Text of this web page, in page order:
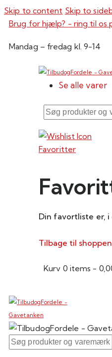
Skip to content Skip to
Brug for hjælp? - ring til os
Mandag – fredag kl. 9-14
Se alle varer
Søg
og
varemærker
Favoritter
Din favortliste er,
Tilbage til shoppen
Kurv 0 items -